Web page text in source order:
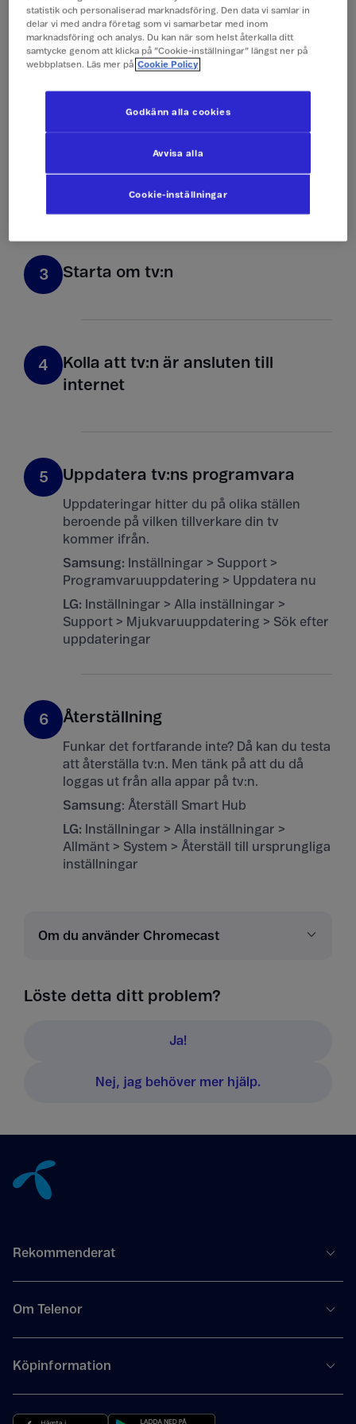
måste du vara inloggad på ditt Telenor
Stream-konto. Om du redan är inloggad och
upplever problem, prova att logga ut och
logga in igen.
Ibland kan det hjälpa att avinstallera appen
och sedan installera den igen.
3 Starta om tv:n
4
Kolla att tv:n är ansluten till
internet
5 Uppdatera tv:ns programvara
Uppdateringar hitter du på olika ställen
beroende på vilken tillverkare din tv
kommer ifrån.
Samsung: Inställningar > Support >
Programvaruuppdatering > Uppdatera nu
LG: Inställningar > Alla inställningar >
Support > Mjukvaruuppdatering > Sök efter
uppdateringar
6 Återställning
Funkar det fortfarande inte? Då kan du testa
att återställa tv:n. Men tänk på att du då
loggas ut från alla appar på tv:n.
Samsung: Återställ Smart Hub
LG: Inställningar > Alla inställningar >
Allmänt > System > Återställ till ursprungliga
inställningar
Om du använder Chromecast
Löste detta ditt problem?
Ja!
Nej, jag behöver mer hjälp.
Rekommenderat
Om Telenor
Köpinformation
statistik och personaliserad marknadsföring. Den data vi samlar in
delar vi med andra företag som vi samarbetar med inom
marknadsföring och analys. Du kan när som helst återkalla ditt
samtycke genom att klicka på ”Cookie-inställningar” längst ner på
webbplatsen. Läs mer på Cookie Policy
Cookie-inställningar
Avvisa alla
Godkänn alla cookies